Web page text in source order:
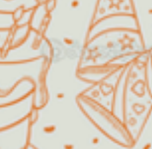
Horário de
Segunda a Sexta
Fins de semana /
Feriados